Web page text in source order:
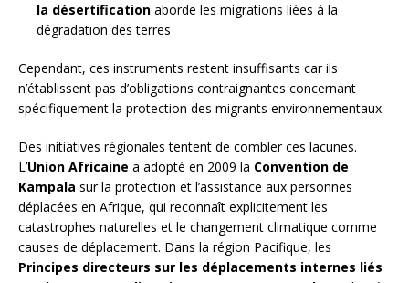
la désertification aborde les migrations liées à la
dégradation des terres
Cependant, ces instruments restent insuffisants car ils
n’établissent pas d’obligations contraignantes concernant
spécifiquement la protection des migrants environnementaux.
Des initiatives régionales tentent de combler ces lacunes.
L’Union Africaine a adopté en 2009 la Convention de
Kampala sur la protection et l’assistance aux personnes
déplacées en Afrique, qui reconnaît explicitement les
catastrophes naturelles et le changement climatique comme
causes de déplacement. Dans la région Pacifique, les
Principes directeurs sur les déplacements internes liés